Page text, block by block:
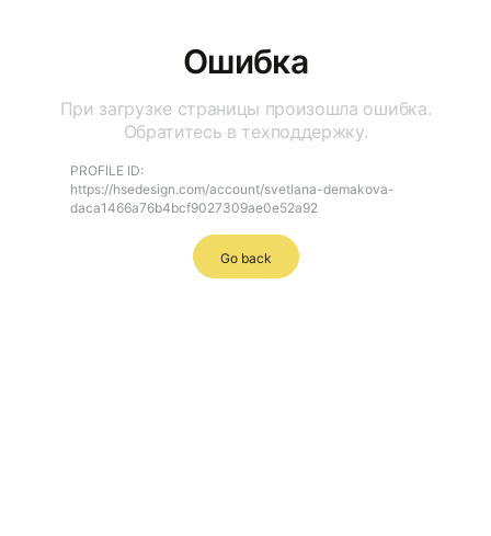
Ошибка
При загрузке страницы произошла ошибка.
Обратитесь в техподдержку.
PROFILE ID:
https://hsedesign.com/account/svetlana-demakova-
daca1466a76b4bcf9027309ae0e52a92
Go back